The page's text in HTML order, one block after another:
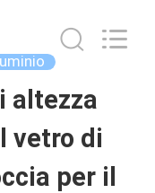
altezza
vetro di
per il